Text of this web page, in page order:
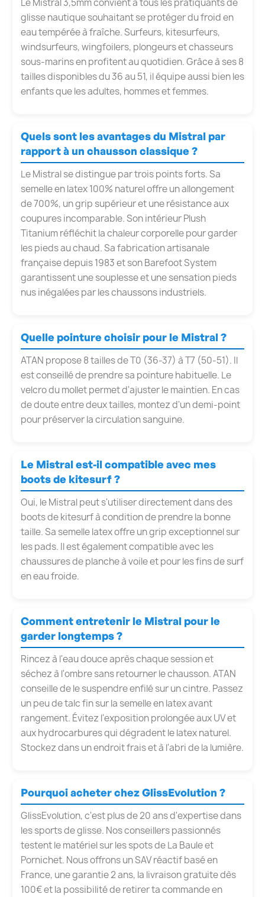
Le Mistral 3,5mm convient à tous les pratiquants de
glisse nautique souhaitant se protéger du froid en
eau tempérée à fraîche. Surfeurs, kitesurfeurs,
windsurfeurs, wingfoilers, plongeurs et chasseurs
sous-marins en profitent au quotidien. Grâce à ses 8
tailles disponibles du 36 au 51, il équipe aussi bien les
enfants que les adultes, hommes et femmes.
Quels sont les avantages du Mistral par
rapport à un chausson classique ?
Le Mistral se distingue par trois points forts. Sa
semelle en latex 100% naturel offre un allongement
de 700%, un grip supérieur et une résistance aux
coupures incomparable. Son intérieur Plush
Titanium réfléchit la chaleur corporelle pour garder
les pieds au chaud. Sa fabrication artisanale
française depuis 1983 et son Barefoot System
garantissent une souplesse et une sensation pieds
nus inégalées par les chaussons industriels.
Quelle pointure choisir pour le Mistral ?
ATAN propose 8 tailles de T0 (36-37) à T7 (50-51). Il
est conseillé de prendre sa pointure habituelle. Le
velcro du mollet permet d'ajuster le maintien. En cas
de doute entre deux tailles, montez d'un demi-point
pour préserver la circulation sanguine.
Le Mistral est-il compatible avec mes
boots de kitesurf ?
Oui, le Mistral peut s'utiliser directement dans des
boots de kitesurf à condition de prendre la bonne
taille. Sa semelle latex offre un grip exceptionnel sur
les pads. Il est également compatible avec les
chaussures de planche à voile et pour les fins de surf
en eau froide.
Comment entretenir le Mistral pour le
garder longtemps ?
Rincez à l'eau douce après chaque session et
séchez à l'ombre sans retourner le chausson. ATAN
conseille de le suspendre enfilé sur un cintre. Passez
un peu de talc fin sur la semelle en latex avant
rangement. Évitez l'exposition prolongée aux UV et
aux hydrocarbures qui dégradent le latex naturel.
Stockez dans un endroit frais et à l'abri de la lumière.
Pourquoi acheter chez GlissEvolution ?
GlissEvolution, c'est plus de 20 ans d'expertise dans
les sports de glisse. Nos conseillers passionnés
testent le matériel sur les spots de La Baule et
Pornichet. Nous offrons un SAV réactif basé en
France, une garantie 2 ans, la livraison gratuite dès
100€ et la possibilité de retirer ta commande en